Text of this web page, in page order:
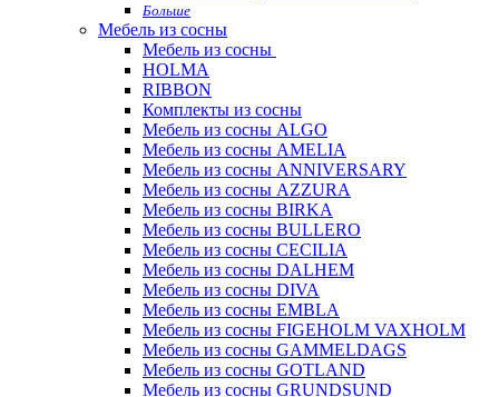
Больше
Мебель из сосны
Мебель из сосны
HOLMA
RIBBON
Комплекты из сосны
Мебель из сосны ALGO
Мебель из сосны AMELIA
Мебель из сосны ANNIVERSARY
Мебель из сосны AZZURA
Мебель из сосны BIRKA
Мебель из сосны BULLERO
Мебель из сосны CECILIA
Мебель из сосны DALHEM
Мебель из сосны DIVA
Мебель из сосны EMBLA
Мебель из сосны FIGEHOLM VAXHOLM
Мебель из сосны GAMMELDAGS
Мебель из сосны GOTLAND
Мебель из сосны GRUNDSUND